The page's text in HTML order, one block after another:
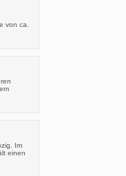
von ca.
Im
einen